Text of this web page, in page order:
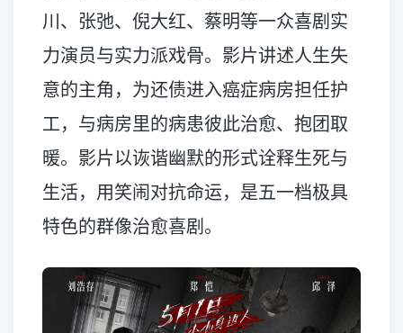
川、张弛、倪大红、蔡明等一众喜剧实
力演员与实力派戏骨。影片讲述人生失
意的主角，为还债进入癌症病房担任护
工，与病房里的病患彼此治愈、抱团取
暖。影片以诙谐幽默的形式诠释生死与
生活，用笑闹对抗命运，是五一档极具
特色的群像治愈喜剧。